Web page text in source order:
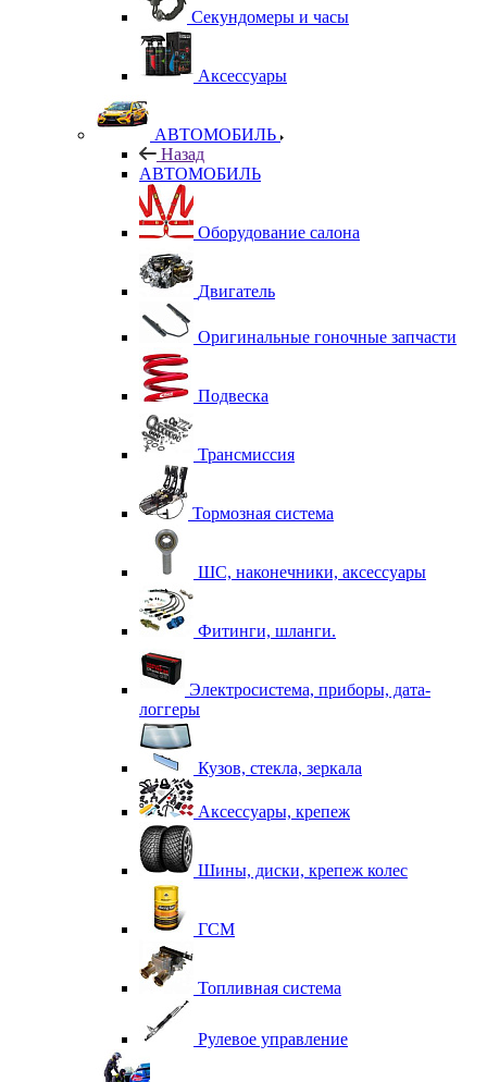
Секундомеры и часы
Аксессуары
АВТОМОБИЛЬ
Назад
АВТОМОБИЛЬ
Оборудование салона
Двигатель
Оригинальные гоночные запчасти
Подвеска
Трансмиссия
Тормозная система
ШС, наконечники, аксессуары
Фитинги, шланги.
Электросистема, приборы, дата-
логгеры
Кузов, стекла, зеркала
Аксессуары, крепеж
Шины, диски, крепеж колес
ГСМ
Топливная система
Рулевое управление